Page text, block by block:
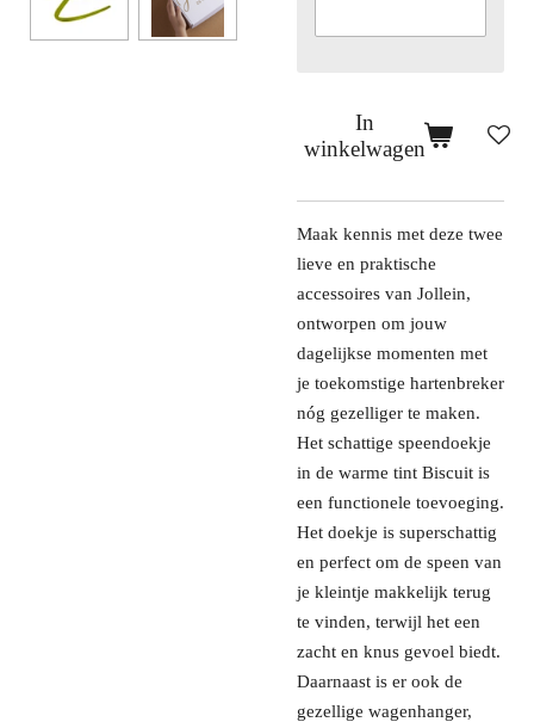
In
winkelwagen
Maak kennis met deze twee
lieve en praktische
accessoires van Jollein,
ontworpen om jouw
dagelijkse momenten met
je toekomstige hartenbreker
nóg gezelliger te maken.
Het schattige speendoekje
in de warme tint Biscuit is
een functionele toevoeging.
Het doekje is superschattig
en perfect om de speen van
je kleintje makkelijk terug
te vinden, terwijl het een
zacht en knus gevoel biedt.
Daarnaast is er ook de
gezellige wagenhanger,